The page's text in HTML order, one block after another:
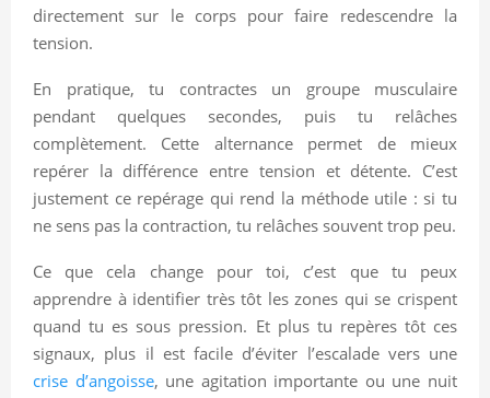
directement sur le corps pour faire redescendre la
tension.
En pratique, tu contractes un groupe musculaire
pendant quelques secondes, puis tu relâches
complètement. Cette alternance permet de mieux
repérer la différence entre tension et détente. C’est
justement ce repérage qui rend la méthode utile : si tu
ne sens pas la contraction, tu relâches souvent trop peu.
Ce que cela change pour toi, c’est que tu peux
apprendre à identifier très tôt les zones qui se crispent
quand tu es sous pression. Et plus tu repères tôt ces
signaux, plus il est facile d’éviter l’escalade vers une
crise d’angoisse, une agitation importante ou une nuit